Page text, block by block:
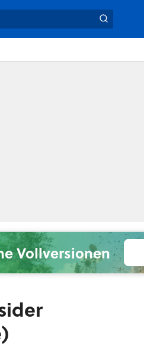
Vollversionen